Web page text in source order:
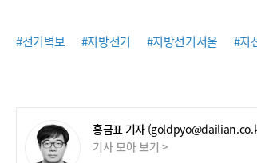
#선거벽보 #지방선거 #지방선거서울 #지
홍금표 기자
기사 모아 보기 >